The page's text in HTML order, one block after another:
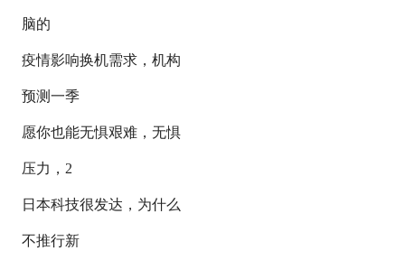
脑的
疫情影响换机需求，机构
预测一季
愿你也能无惧艰难，无惧
压力，2
日本科技很发达，为什么
不推行新